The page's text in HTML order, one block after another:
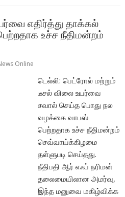
எதிர்த்து தாக்கல்
உச்ச நீதிமன்றம்
Online
டெல்லி: பெட்ரோல் மற்றும்
டீசல் விலை உயர்வை
சவால் செய்த பொது நல
வழக்கை வாபஸ்
பெற்றதாக உச்ச நீதிமன்றம்
செவ்வாய்க்கிழமை
தள்ளுபடி செய்தது.
நீதிபதி ஆர் எஃப் நரிமன்
தலைமையிலான அமர்வு,
இந்த மனுவை மகிழ்விக்க